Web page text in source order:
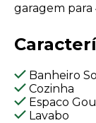
garagem para
Banheiro
Cozinha
Espaco
Lavabo